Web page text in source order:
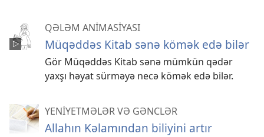
QƏLƏM ANİMASİYASI
Müqəddəs Kitab sənə kömək edə bilər
Gör Müqəddəs Kitab sənə mümkün qədər
yaxşı həyat sürməyə necə kömək edə bilər.
YENİYETMƏLƏR VƏ GƏNCLƏR
Allahın Kəlamından biliyini artır